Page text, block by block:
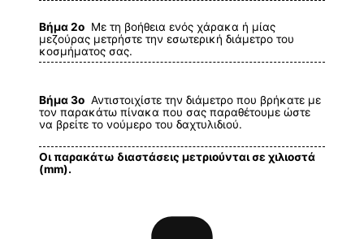
Βήμα 2ο Με τη βοήθεια ενός χάρακα ή μίας
μεζούρας μετρήστε την εσωτερική διάμετρο του
κοσμήματος σας.
Βήμα 3ο Αντιστοιχίστε την διάμετρο που βρήκατε με
τον παρακάτω πίνακα που σας παραθέτουμε ώστε
να βρείτε το νούμερο του δαχτυλιδιού.
Οι παρακάτω διαστάσεις μετριούνται σε χιλιοστά
(mm).